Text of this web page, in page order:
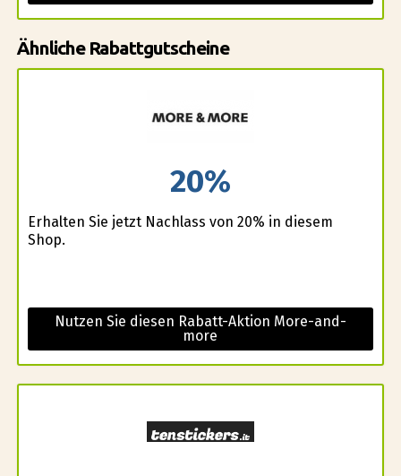
Ähnliche Rabattgutscheine
20%
Erhalten Sie jetzt Nachlass von 20% in diesem
Shop.
Nutzen Sie diesen Rabatt-Aktion More-and-
more